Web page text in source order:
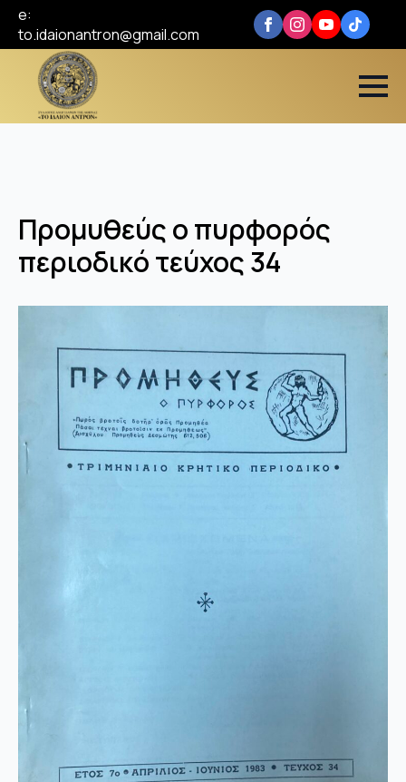
e:
to.idaionantron@gmail.com
Προμυθεύς ο πυρφορός
περιοδικό τεύχος 34